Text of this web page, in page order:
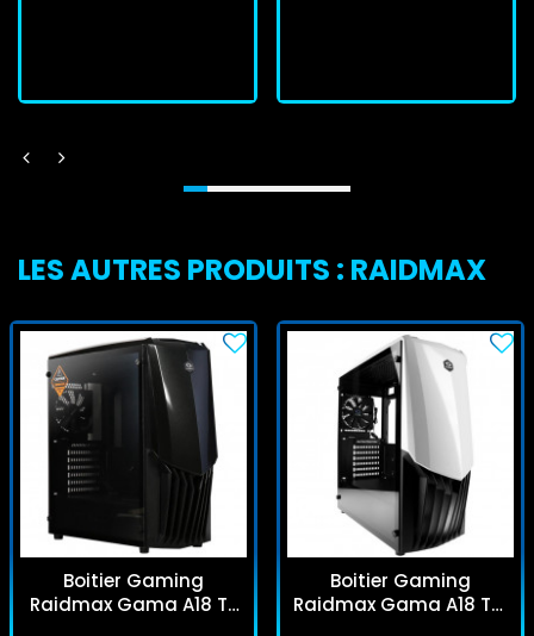
LES AUTRES PRODUITS : RAIDMAX
Boitier Gaming
Raidmax Gama A18 TB
Boitier Gaming
Raidmax Gama A18 TW